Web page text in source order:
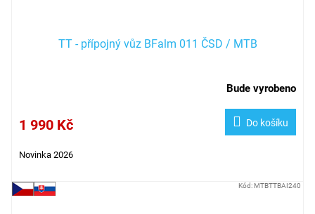
TT - přípojný vůz BFalm 011 ČSD / MTB
Bude vyrobeno
1 990 Kč Do košíku
Novinka 2026
Kód: MTBTTBAI240